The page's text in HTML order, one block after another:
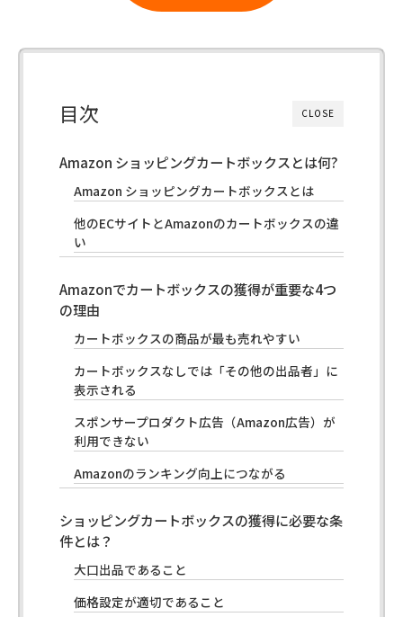
CLOSE
目次
Amazon ショッピングカートボックスとは何?
Amazon ショッピングカートボックスとは
他のECサイトとAmazonのカートボックスの違
い
Amazonでカートボックスの獲得が重要な4つ
の理由
カートボックスの商品が最も売れやすい
カートボックスなしでは「その他の出品者」に
表示される
スポンサープロダクト広告（Amazon広告）が
利用できない
Amazonのランキング向上につながる
ショッピングカートボックスの獲得に必要な条
件とは？
大口出品であること
価格設定が適切であること